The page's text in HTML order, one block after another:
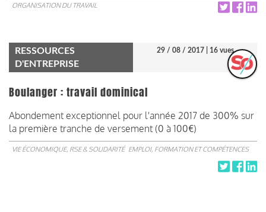
ORGANISATION DU TRAVAIL
RESSOURCES
D'ENTREPRISE
29 / 08 / 2017 | 16 vues
Boulanger : travail dominical
Abondement exceptionnel pour l'année 2017 de 300% sur
la première tranche de versement (0 à 100€)
VIE ÉCONOMIQUE, RSE & SOLIDARITÉ EMPLOI, FORMATION ET COMPÉTENCES